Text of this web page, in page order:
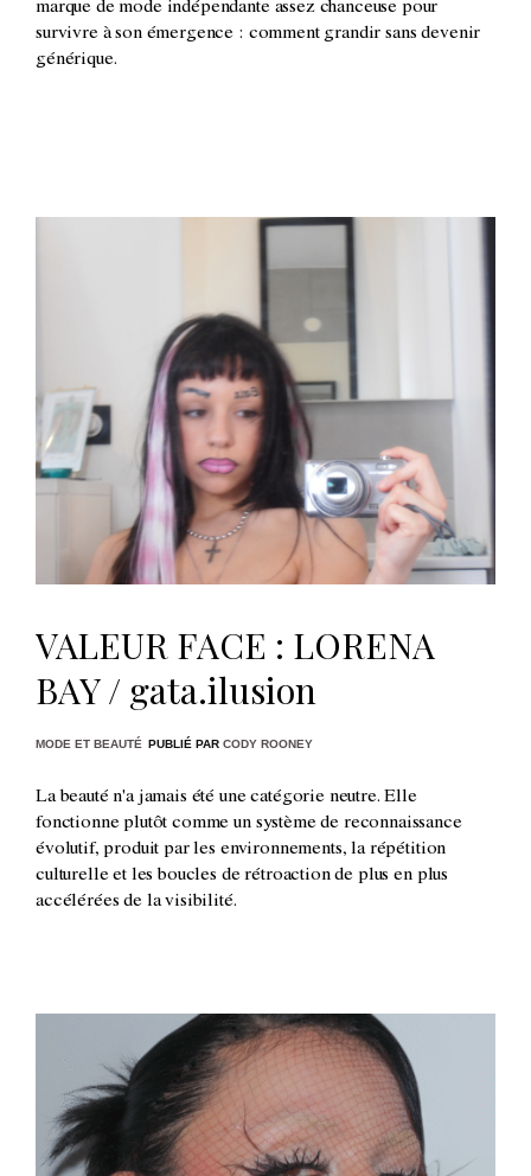
marque de mode indépendante assez chanceuse pour
survivre à son émergence : comment grandir sans devenir
générique.
VALEUR FACE : LORENA
BAY / gata.ilusion
MODE ET BEAUTÉ PUBLIÉ PAR CODY ROONEY
La beauté n'a jamais été une catégorie neutre. Elle
fonctionne plutôt comme un système de reconnaissance
évolutif, produit par les environnements, la répétition
culturelle et les boucles de rétroaction de plus en plus
accélérées de la visibilité.